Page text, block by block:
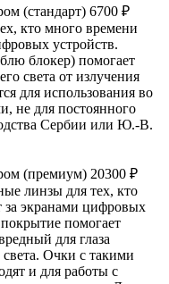
(стандарт) 6700 ₽
кто много времени
устройств.
блокер) помогает
света от излучения
для использования во
не для постоянного
Сербии или Ю.-В.
(премиум) 20300 ₽
линзы для тех, кто
экранами цифровых
помогает
для глаза
света. Очки с такими
и для работы с